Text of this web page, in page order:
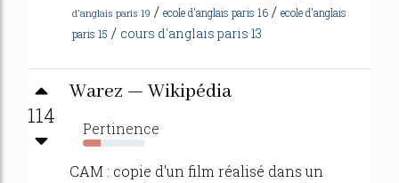
d'anglais paris 19 / ecole d'anglais paris 16 / ecole d'anglais
paris 15 / cours d'anglais paris 13
114
Warez — Wikipédia
Pertinence
28%
CAM : copie d'un film réalisé dans un